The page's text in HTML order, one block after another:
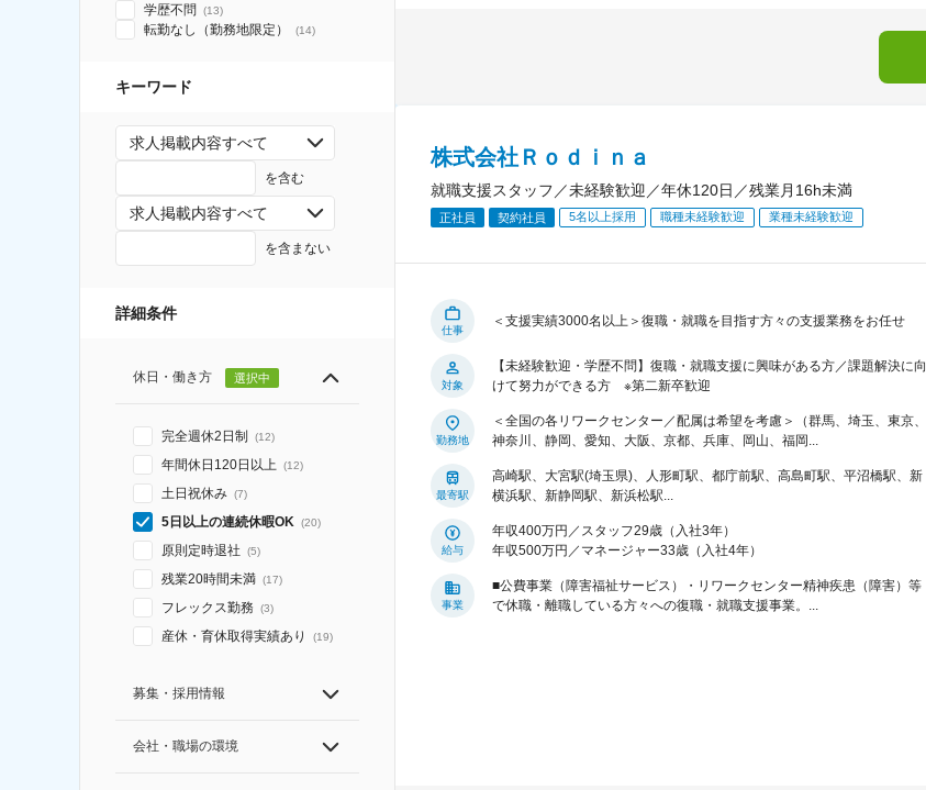
学歴不問 (13)
転勤なし（勤務地限定） (14)
キーワード
求人掲載内容すべて
を含む
求人掲載内容すべて
を含まない
詳細条件
休日・働き方 選択中
完全週休2日制 (12)
年間休日120日以上 (12)
土日祝休み (7)
5日以上の連続休暇OK (20)
原則定時退社 (5)
残業20時間未満 (17)
フレックス勤務 (3)
産休・育休取得実績あり (19)
募集・採用情報
会社・職場の環境
株式会社Ｒｏｄｉｎａ
就職支援スタッフ／未経験歓迎／年休120日／残業月16h未満
正社員 契約社員 5名以上採用 職種未経験歓迎 業種未経験歓迎
仕事
＜支援実績3000名以上＞復職・就職を目指す方々の支援業務をお任せ
対象
【未経験歓迎・学歴不問】復職・就職支援に興味がある方／課題解決に向
けて努力ができる方 ※第二新卒歓迎
勤務地
＜全国の各リワークセンター／配属は希望を考慮＞（群馬、埼玉、東京、
神奈川、静岡、愛知、大阪、京都、兵庫、岡山、福岡...
最寄駅
高崎駅、大宮駅(埼玉県)、人形町駅、都庁前駅、高島町駅、平沼橋駅、新
横浜駅、新静岡駅、新浜松駅...
給与
年収400万円／スタッフ29歳（入社3年）
年収500万円／マネージャー33歳（入社4年）
事業
■公費事業（障害福祉サービス）・リワークセンター精神疾患（障害）等
で休職・離職している方々への復職・就職支援事業。...